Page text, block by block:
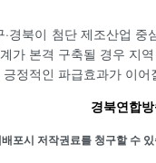
경북이 첨단 제조산업 중
가 본격 구축될 경우 지
정적인 파급효과가 이어
경북연합
포시 저작권료를 청구할 수